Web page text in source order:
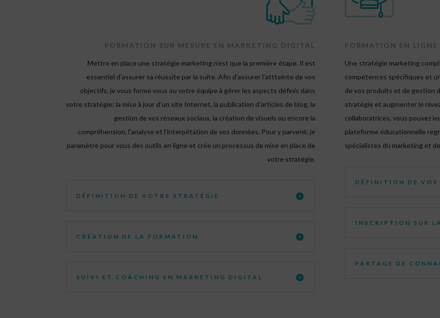
FORMATION SUR MESURE EN MARKETING DIGITAL
Mettre en place une stratégie marketing n’est que la première étape. Il est
essentiel d’assurer sa réussite par la suite. Afin d’assurer l’attteinte de vos
objectifs, je vous forme vous ou votre équipe à gérer les aspects définis dans
votre stratégie: la mise à jour d’un site Internet, la publication d’articles de blog, la
gestion de vos réseaux sociaux, la création de visuels ou encore la
compréhension, l’analyse et l’interpétation de vos données. Pour y parvenir, je
paramètre pour vous des outils en ligne et crée un processus de mise en place de
votre stratégie.
DÉFINITION DE VOTRE STRATÉGIE
CRÉATION DE LA FORMATION
SUIVI ET COACHING EN MARKETING DIGITAL
FORMATION EN
Une stratégie marketing
compétences spécifiques et
de vos produits et de gestion
stratégie et augmenter le
collaboratrices, vous pouvez
plateforme éducationnelle
spécialistes du marketing et
DÉFINITION DE VOS
INSCRIPTION SUR
PARTAGE DE